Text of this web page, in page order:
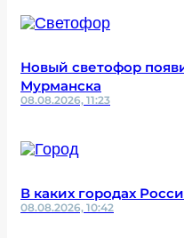
Новый светофор
Мурманска
08.08.2026, 11:23
В каких городах
08.08.2026, 10:42